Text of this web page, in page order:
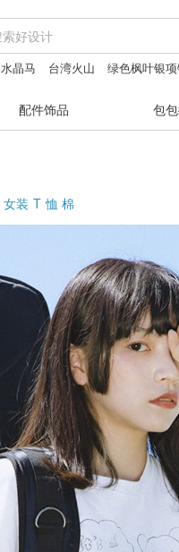
水晶马 台湾火山 绿色枫叶银
配件饰品 包
女装 T 恤 棉